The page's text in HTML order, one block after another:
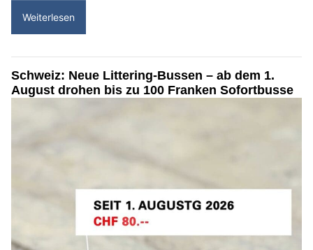
Weiterlesen
Schweiz: Neue Littering-Bussen – ab dem 1.
August drohen bis zu 100 Franken Sofortbusse